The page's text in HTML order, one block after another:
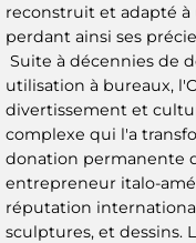
reconstruit et adapté
perdant ainsi ses
Suite à décennies de
utilisation à bureaux,
divertissement et
complexe qui l'a
donation permanente
entrepreneur italo-
réputation
sculptures, et dessins.